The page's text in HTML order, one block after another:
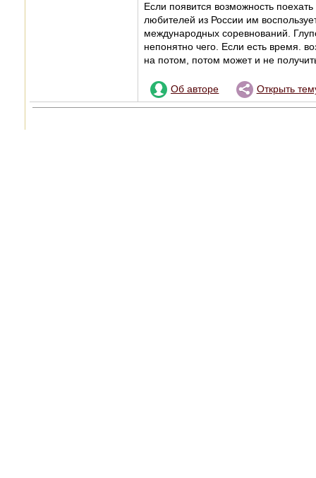
Если появится возможность
любителей из России им
международных соревнований.
непонятно чего. Если есть время.
на потом, потом может и не
Об авторе Открыть